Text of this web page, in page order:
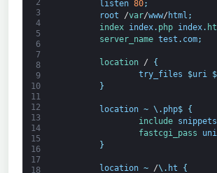
2
3
4
5
6
7
8
9
10
11
12
13
14
15
16
17
18
listen 80;
root
/var/www/ html ;
index index. php index.
server_name test . com;
location /
{
try_files
$uri $
}
location ~ \ . php$
{
include snippets
fastcgi_pass
}
location ~ /\ . ht
{